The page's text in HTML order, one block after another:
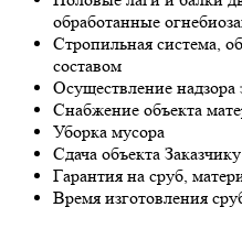
обработанные
Стропильная система,
составом
Осуществление надзора
Снабжение объекта
Уборка мусора
Сдача объекта
Гарантия на сруб,
Время изготовления